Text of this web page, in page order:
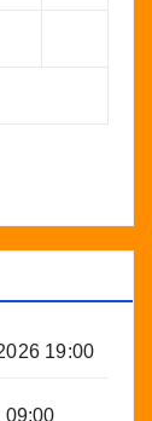
19:00